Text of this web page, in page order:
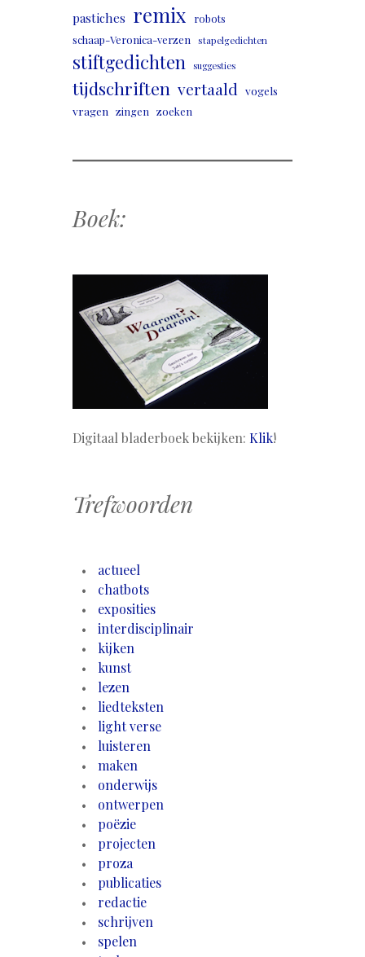
pastiches remix
robots
schaap-Veronica-verzen stapelgedichten
stiftgedichten suggesties
tijdschriften vertaald vogels
vragen zingen zoeken
Boek:
Digitaal bladerboek bekijken: Klik!
Trefwoorden
actueel
chatbots
exposities
interdisciplinair
kijken
kunst
lezen
liedteksten
light verse
luisteren
maken
onderwijs
ontwerpen
poëzie
projecten
proza
publicaties
redactie
schrijven
spelen